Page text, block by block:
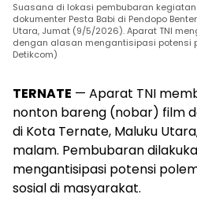
Suasana di lokasi pembubaran
dokumenter Pesta Babi di Pendopo
Utara, Jumat (9/5/2026). Aparat TNI
dengan alasan mengantisipasi potensi
Detikcom)
TERNATE — Aparat TNI
nonton bareng (nobar) film
di Kota Ternate, Maluku
malam. Pembubaran
mengantisipasi potensi
sosial di masyarakat.